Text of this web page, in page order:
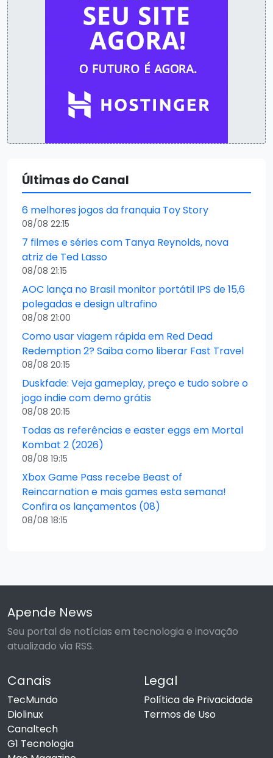
Últimas do Canal
6 melhores jogos da franquia Toy Story
08/08 22:15
7 filmes e séries com Tanya Reynolds, nova
atriz de Ted Lasso
08/08 21:15
AOC lança no Brasil monitor portátil IPS de 15,6
polegadas e design ultrafino
08/08 21:00
Como usar viagem rápida em Red Dead
Redemption 2? Saiba como liberar Fast Travel
08/08 20:15
Duskfade: Veja gameplay, preço e tudo sobre o
jogo indie com demo grátis
08/08 20:15
Todas as referências e easter eggs em Mortal
Kombat 2 (2026)
08/08 19:15
Xbox Game Pass recebe Beast of
Reincarnation e mais games esta semana!
Confira os lançamentos (08)
08/08 18:15
Apende News
Seu portal de notícias em tecnologia e inovação
atualizado via RSS.
Canais
TecMundo
Diolinux
Canaltech
G1 Tecnologia
Legal
Política de Privacidade
Termos de Uso